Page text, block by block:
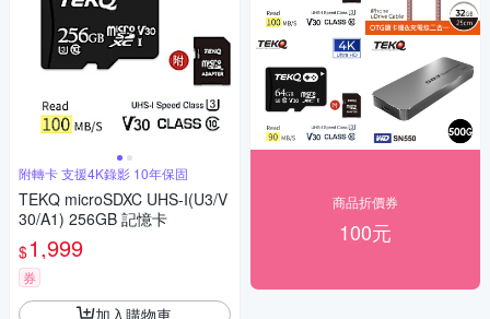
附轉卡 支援4K錄影 10年保固
TEKQ microSDXC UHS-I(U3/V
30/A1) 256GB 記憶卡
$1,999
券
加入購物車
商品折價券
100元